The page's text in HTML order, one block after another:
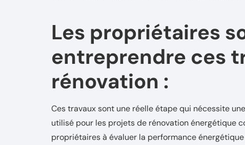
Les propriétaires
entreprendre ces
rénovation :
Ces travaux sont une réelle étape qui nécessite
utilisé pour les projets de rénovation énergétique
propriétaires à évaluer la performance